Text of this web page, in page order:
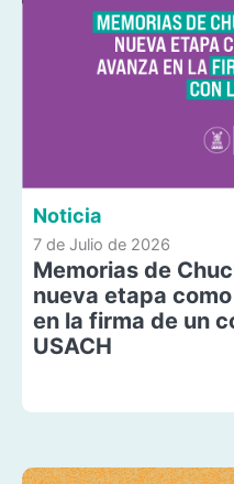
Noticia
7 de Julio de 2026
Memorias de
nueva etapa
en la firma de un
USACH